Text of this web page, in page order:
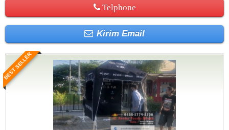
Telphone
Kirim Email
BEST SELLER